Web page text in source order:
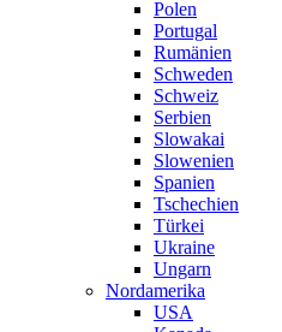
Polen
Portugal
Rumänien
Schweden
Schweiz
Serbien
Slowakai
Slowenien
Spanien
Tschechien
Türkei
Ukraine
Ungarn
Nordamerika
USA